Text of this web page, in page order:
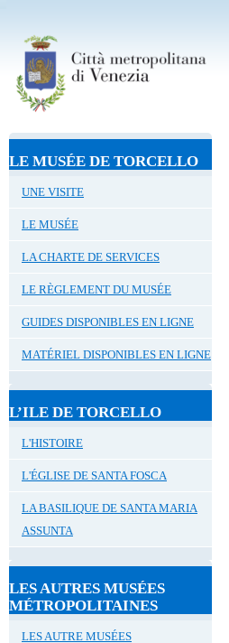
LE MUSÉE DE TORCELLO
UNE VISITE
LE MUSÉE
LA CHARTE DE SERVICES
LE RÈGLEMENT DU MUSÉE
GUIDES DISPONIBLES EN LIGNE
MATÉRIEL DISPONIBLES EN LIGNE
L’ILE DE TORCELLO
L'HISTOIRE
L'ÉGLISE DE SANTA FOSCA
LA BASILIQUE DE SANTA MARIA
ASSUNTA
LES AUTRES MUSÉES
MÉTROPOLITAINES
LES AUTRE MUSÉES